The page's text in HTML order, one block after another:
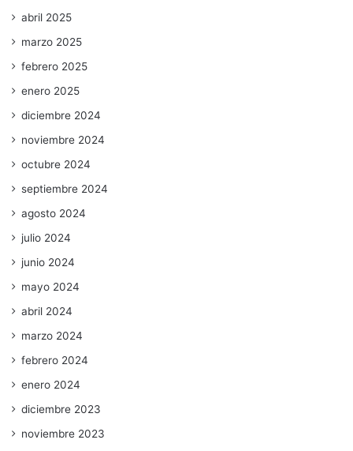
abril 2025
marzo 2025
febrero 2025
enero 2025
diciembre 2024
noviembre 2024
octubre 2024
septiembre 2024
agosto 2024
julio 2024
junio 2024
mayo 2024
abril 2024
marzo 2024
febrero 2024
enero 2024
diciembre 2023
noviembre 2023